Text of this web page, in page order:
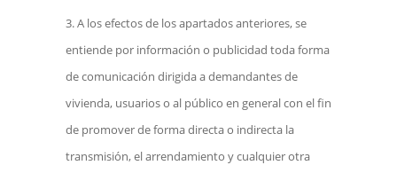
A los efectos de los apartados anteriores, se
entiende por información o publicidad toda forma
de comunicación dirigida a demandantes de
vivienda, usuarios o al público en general con el fin
de promover de forma directa o indirecta la
transmisión, el arrendamiento y cualquier otra